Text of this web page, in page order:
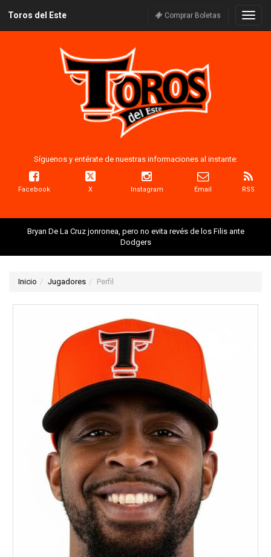
Toros del Este Comprar Boletas
Síguenos y entérate de nuestras informaciones al instante:
Facebook X Instagram Email RSS
Bryan De La Cruz jonronea, pero no evita revés de los Filis ante
Dodgers
Inicio Jugadores Perfil